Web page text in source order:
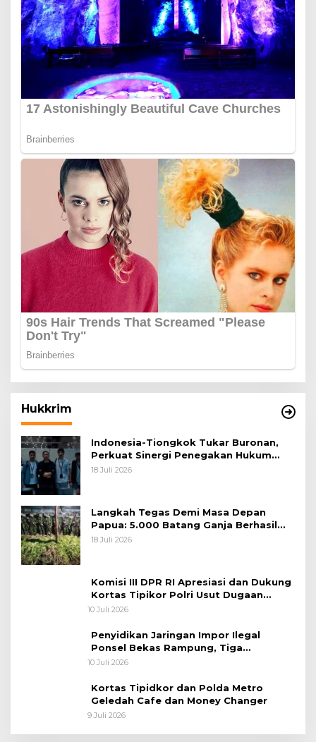
Hukkrim
Indonesia-Tiongkok Tukar Buronan,
Perkuat Sinergi Penegakan Hukum
Lintas Negara
18 Juli 2026
Langkah Tegas Demi Masa Depan
Papua: 5.000 Batang Ganja Berhasil
Diungkap Koops TNI Habema
18 Juli 2026
Komisi III DPR RI Apresiasi dan Dukung
Kortas Tipikor Polri Usut Dugaan
Korupsi Batu Bara
10 Juli 2026
Penyidikan Jaringan Impor Ilegal
Ponsel Bekas Rampung, Tiga
Tersangka Sudah P-21 dan Satu Buron
10 Juli 2026
Kortas Tipidkor dan Polda Metro
Geledah Cafe dan Money Changer
9 Juli 2026